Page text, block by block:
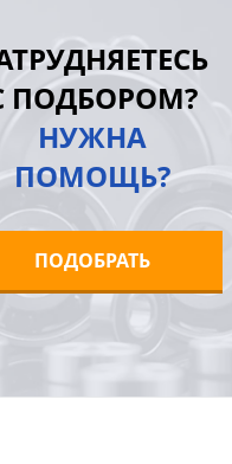
в 1 клик
Под заказ
ПОДБОРОМ?
НУЖНА
ПОМОЩЬ?
ПОДОБРАТЬ